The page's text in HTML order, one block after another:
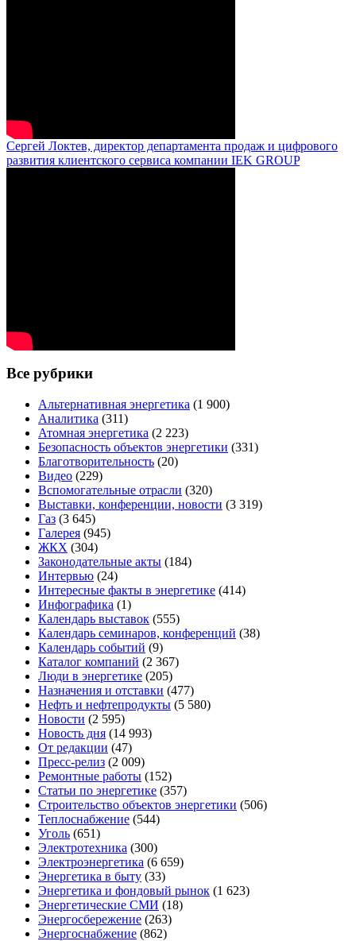
Сергей Локтев, директор департамента продаж и цифрового
развития клиентского сервиса компании IEK GROUP
Все рубрики
Альтернативная энергетика (1 900)
Аналитика (311)
Атомная энергетика (2 223)
Безопасность объектов энергетики (331)
Благотворительность (20)
Видео (229)
Вспомогательные отрасли (320)
Выставки, конференции, новости (3 319)
Газ (3 645)
Галерея (945)
ЖКХ (304)
Законодательные акты (184)
Интервью (24)
Интересные факты в энергетике (414)
Инфографика (1)
Календарь выставок (555)
Календарь семинаров, конференций (38)
Календарь событий (9)
Каталог компаний (2 367)
Люди в энергетике (205)
Назначения и отставки (477)
Нефть и нефтепродукты (5 580)
Новости (2 595)
Новость дня (14 993)
От редакции (47)
Пресс-релиз (2 009)
Ремонтные работы (152)
Статьи по энергетике (357)
Строительство объектов энергетики (506)
Теплоснабжение (544)
Уголь (651)
Электротехника (300)
Электроэнергетика (6 659)
Энергетика в быту (33)
Энергетика и фондовый рынок (1 623)
Энергетические СМИ (18)
Энергосбережение (263)
Энергоснабжение (862)